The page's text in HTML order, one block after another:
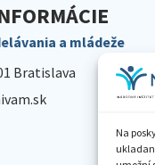
Na
a mládeže
Bratislava